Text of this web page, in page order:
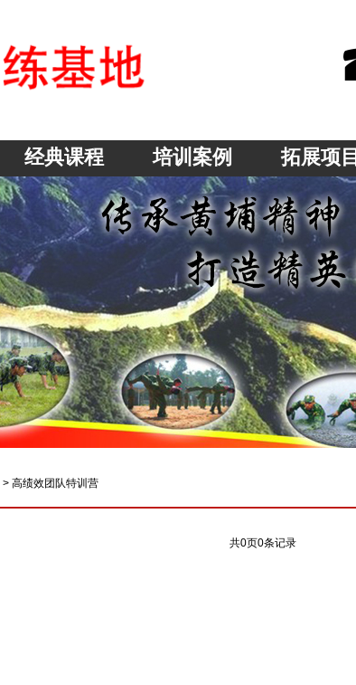
经典课程 培训案例 拓展项目
> 高绩效团队特训营
共0页0条记录